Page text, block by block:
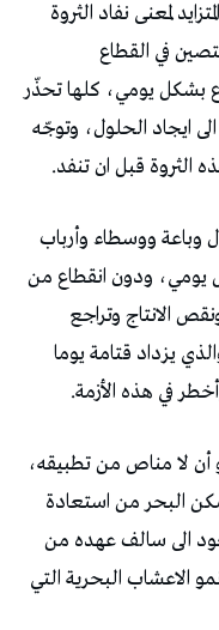
لمعنى نفاد الثروة
في القطاع
بشكل يومي، كلها تحذّر
ايجاد الحلول، وتوجّه
الثروة قبل ان تنفد.
وباعة ووسطاء وأرباب
يومي، ودون انقطاع من
الانتاج وتراجع
يزداد قتامة يوما
في هذه الأزمة.
أن لا مناص من تطبيقه،
البحر من استعادة
الى سالف عهده من
الاعشاب البحرية التي